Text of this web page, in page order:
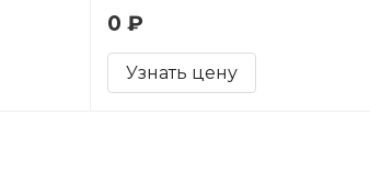
0 ₽
Узнать цену